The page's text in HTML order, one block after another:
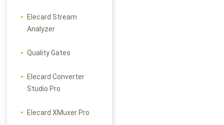
Elecard Stream
Analyzer
Quality Gates
Elecard Converter
Studio Pro
Elecard XMuxer Pro